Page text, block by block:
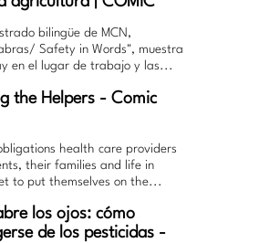
bilingüe de MCN,
Safety in Words", muestra
en el lugar de trabajo y las...
the Helpers - Comic
health care providers
their families and life in
to put themselves on the...
los ojos: cómo
de los pesticidas -